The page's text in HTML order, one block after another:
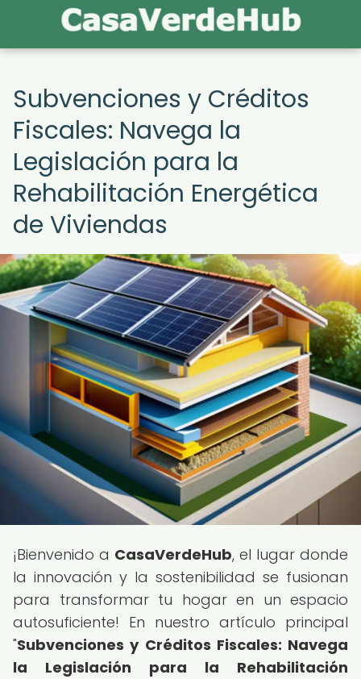
Subvenciones y Créditos
Fiscales: Navega la
Legislación para la
Rehabilitación Energética
de Viviendas
¡Bienvenido a CasaVerdeHub, el lugar donde
la innovación y la sostenibilidad se fusionan
para transformar tu hogar en un espacio
autosuficiente! En nuestro artículo principal
"Subvenciones y Créditos Fiscales: Navega
la Legislación para la Rehabilitación